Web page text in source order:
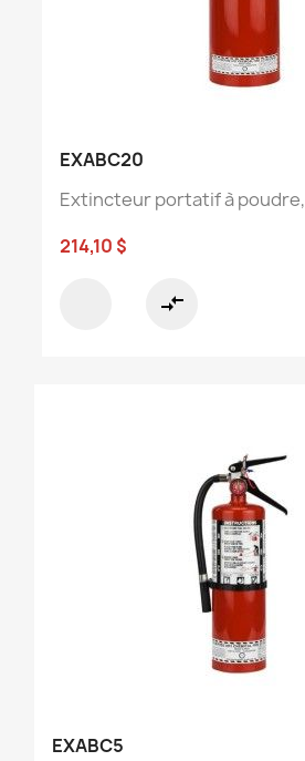
EXABC20
Extincteur portatif à poudre,
214,10 $
compare_arrows
EXABC5